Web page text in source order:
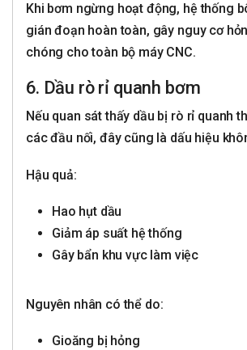
Khi bơm ngừng hoạt động, hệ thống
gián đoạn hoàn toàn, gây nguy cơ
chóng cho toàn bộ máy CNC.
6. Dầu rò rỉ quanh bơm
Nếu quan sát thấy dầu bị rò rỉ quanh
các đầu nối, đây cũng là dấu hiệu
Hậu quả:
Hao hụt dầu
Giảm áp suất hệ thống
Gây bẩn khu vực làm việc
Nguyên nhân có thể do:
Gioăng bị hỏng